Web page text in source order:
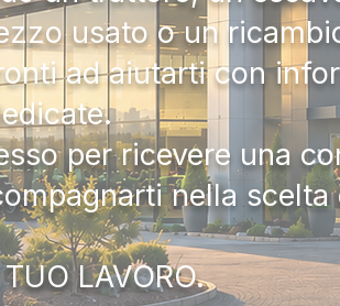
usato o un
ad aiutarti con
per ricevere una
nella
LAVORO.